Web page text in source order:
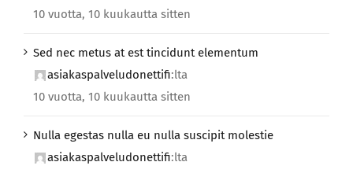
10 vuotta, 10 kuukautta sitten
Sed nec metus at est tincidunt elementum
asiakaspalveludonettifi:lta
10 vuotta, 10 kuukautta sitten
Nulla egestas nulla eu nulla suscipit molestie
asiakaspalveludonettifi:lta